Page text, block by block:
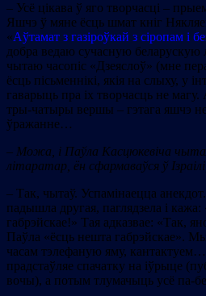
– Усё цікава ў яго творчасці –
Яшчэ ў мяне ёсць шмат кніг
«Аўтамат з газіроўкай з сіропам і
добра ведаю сучасную беларускую
чытаю часопіс «Дзеяслоў» (мне
ёсць пісьменнікі, якія на слыху, у
гаварыць пра іх творчасць не магу.
тры-чатыры вершы – гэтага яшчэ не
ўражанне…
– Можа, і Паўла Касцюкевіча
літаратар, ён сфармаваўся ў
– Так, чытаў. Успамінаецца
падышла другая, паглядзела і
габрэйскае!» Тая адказвае: «Так,
Паўла «ёсць нешта габрэйскае».
часам тэлефаную яму,
прадстаўляе спачатку на іўрыце
вочы), а потым тлумачыць усё па-